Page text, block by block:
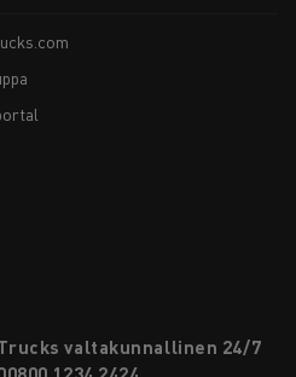
valtakunnallinen 24/7